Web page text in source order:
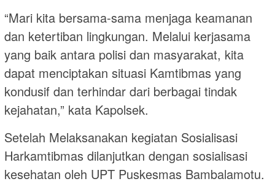
“Mari kita bersama-sama menjaga keamanan
dan ketertiban lingkungan. Melalui kerjasama
yang baik antara polisi dan masyarakat, kita
dapat menciptakan situasi Kamtibmas yang
kondusif dan terhindar dari berbagai tindak
kejahatan,” kata Kapolsek.
Setelah Melaksanakan kegiatan Sosialisasi
Harkamtibmas dilanjutkan dengan sosialisasi
kesehatan oleh UPT Puskesmas Bambalamotu.